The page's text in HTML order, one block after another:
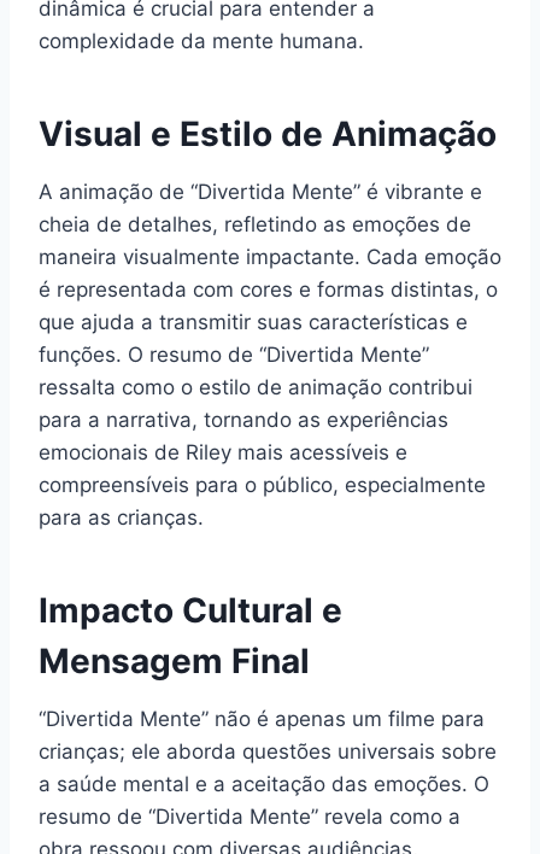
dinâmica é crucial para entender a
complexidade da mente humana.
Visual e Estilo de Animação
A animação de “Divertida Mente” é vibrante e
cheia de detalhes, refletindo as emoções de
maneira visualmente impactante. Cada emoção
é representada com cores e formas distintas, o
que ajuda a transmitir suas características e
funções. O resumo de “Divertida Mente”
ressalta como o estilo de animação contribui
para a narrativa, tornando as experiências
emocionais de Riley mais acessíveis e
compreensíveis para o público, especialmente
para as crianças.
Impacto Cultural e
Mensagem Final
“Divertida Mente” não é apenas um filme para
crianças; ele aborda questões universais sobre
a saúde mental e a aceitação das emoções. O
resumo de “Divertida Mente” revela como a
obra ressoou com diversas audiências,